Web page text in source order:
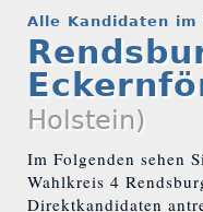
Alle Kandidaten im
Holstein)
Im Folgenden sehen
Wahlkreis 4
Direktkandidaten